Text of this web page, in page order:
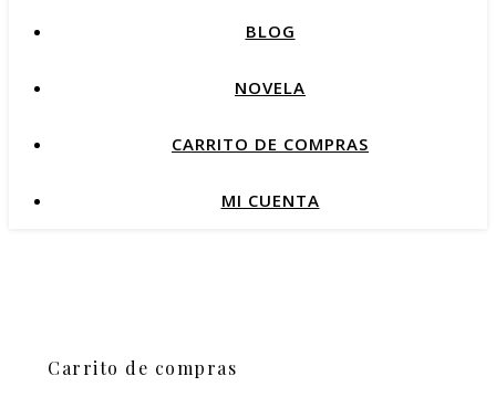
BLOG
NOVELA
CARRITO DE COMPRAS
MI CUENTA
Carrito de compras